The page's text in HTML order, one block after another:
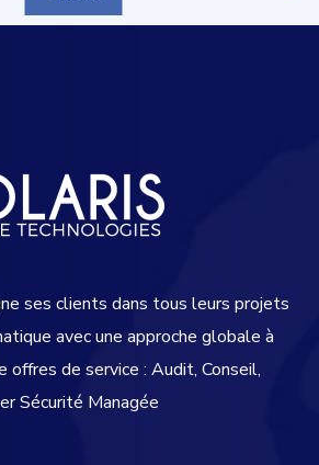
ses clients dans tous leurs projets
avec une approche globale à
offres de service : Audit, Conseil,
Sécurité Managée